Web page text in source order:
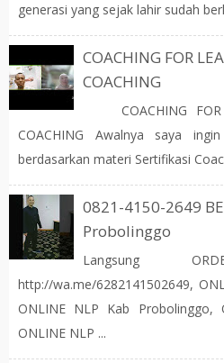
generasi yang sejak lahir sudah
COACHING FOR
COACHING
COACHING FOR
COACHING Awalnya saya
berdasarkan materi Sertifikasi
0821-4150-2649
Probolinggo
Langsung
http://wa.me/6282141502649,
ONLINE NLP Kab Probolinggo,
ONLINE NLP ...